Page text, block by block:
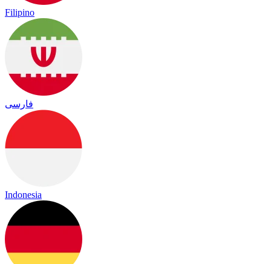
Filipino
فارسی
Indonesia